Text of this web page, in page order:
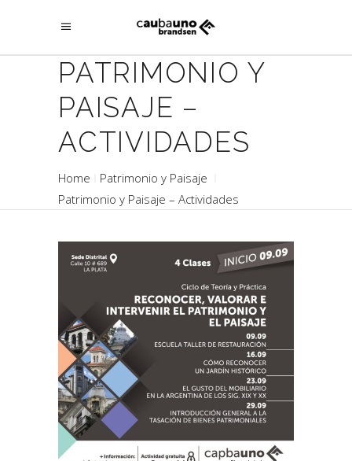
PATRIMONIO Y
PAISAJE –
ACTIVIDADES
Home
Patrimonio y Paisaje
Patrimonio y Paisaje – Actividades